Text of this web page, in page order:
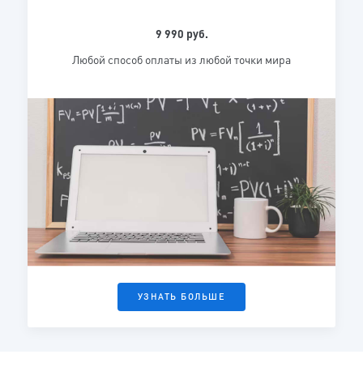
9 990 руб.
Любой способ оплаты из любой точки мира
УЗНАТЬ БОЛЬШЕ